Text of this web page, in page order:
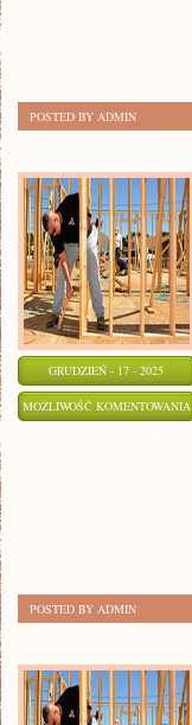
POSTED BY ADMIN
GRUDZIEŃ - 17 - 2025
MOŻLIWOŚĆ KOMENTOWANIA
POSTED BY ADMIN